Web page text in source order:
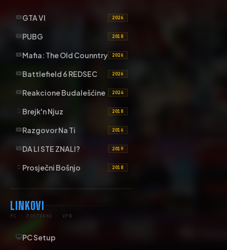
GTA VI 2026
PUBG 2018
Mafia: The Old Counntry 2026
Battlefield 6 REDSEC 2026
Reakcione Budalešćine 2024
Brejk'n Njuz 2018
Razgovor Na Ti 2016
DA LI STE ZNALI? 2019
Prosječni Bošnjo 2018
LINKOVI
PC · POSTAVKE · VPN
PC Setup